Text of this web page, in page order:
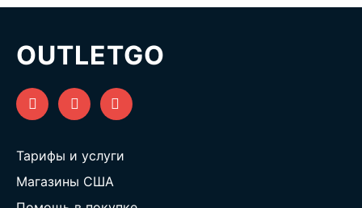
OUTLETGO
Тарифы и услуги
Магазины США